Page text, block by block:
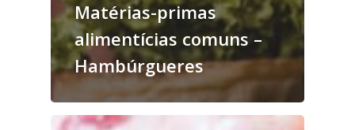
Matérias-primas
alimentícias comuns –
Hambúrgueres